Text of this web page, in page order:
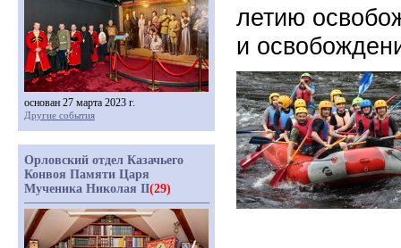
летию
и
основан 27 марта 2023 г.
Другие события
Орловский отдел Казачьего
Конвоя Памяти Царя
Мученика Николая II(29)